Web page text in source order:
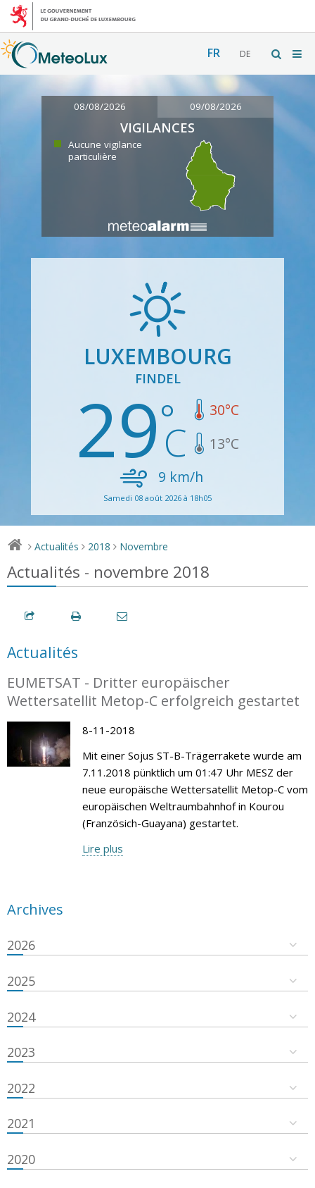
FR DE
08/08/2026 09/08/2026
VIGILANCES
Aucune vigilance
particulière
LUXEMBOURG
FINDEL
29 30°C
13°C
9 km/h
Samedi 08 août 2026 à 18h05
> Actualités > 2018 > Novembre
Actualités - novembre 2018
Actualités
EUMETSAT - Dritter europäischer
Wettersatellit Metop-C erfolgreich gestartet
8-11-2018
Mit einer Sojus ST-B-Trägerrakete wurde am
7.11.2018 pünktlich um 01:47 Uhr MESZ der
neue europäische Wettersatellit Metop-C vom
europäischen Weltraumbahnhof in Kourou
(Französich-Guayana) gestartet.
Lire plus
Archives
2026
2025
2024
2023
2022
2021
2020